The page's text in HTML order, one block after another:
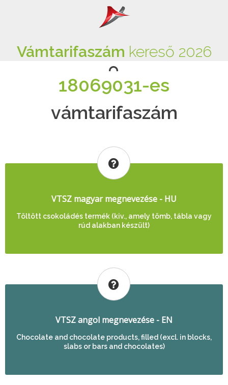
Vámtarifaszám kereső 2026
18069031-es
vámtarifaszám
VTSZ magyar megnevezése - HU
Töltött csokoládés termék (kiv., amely tömb, tábla vagy
rúd alakban készült)
VTSZ angol megnevezése - EN
Chocolate and chocolate products, filled (excl. in blocks,
slabs or bars and chocolates)